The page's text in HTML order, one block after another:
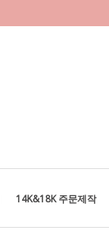
14K&18K 주문제작